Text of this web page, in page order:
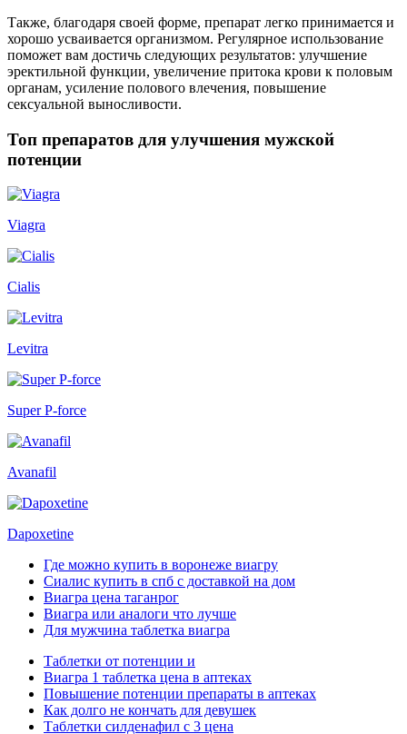
Также, благодаря своей форме, препарат легко принимается и
хорошо усваивается организмом. Регулярное использование
поможет вам достичь следующих результатов: улучшение
эректильной функции, увеличение притока крови к половым
органам, усиление полового влечения, повышение
сексуальной выносливости.
Топ препаратов для улучшения мужской
потенции
Viagra
Cialis
Levitra
Super P-force
Avanafil
Dapoxetine
Где можно купить в воронеже виагру
Сиалис купить в спб с доставкой на дом
Виагра цена таганрог
Виагра или аналоги что лучше
Для мужчина таблетка виагра
Таблетки от потенции и
Виагра 1 таблетка цена в аптеках
Повышение потенции препараты в аптеках
Как долго не кончать для девушек
Таблетки силденафил с 3 цена